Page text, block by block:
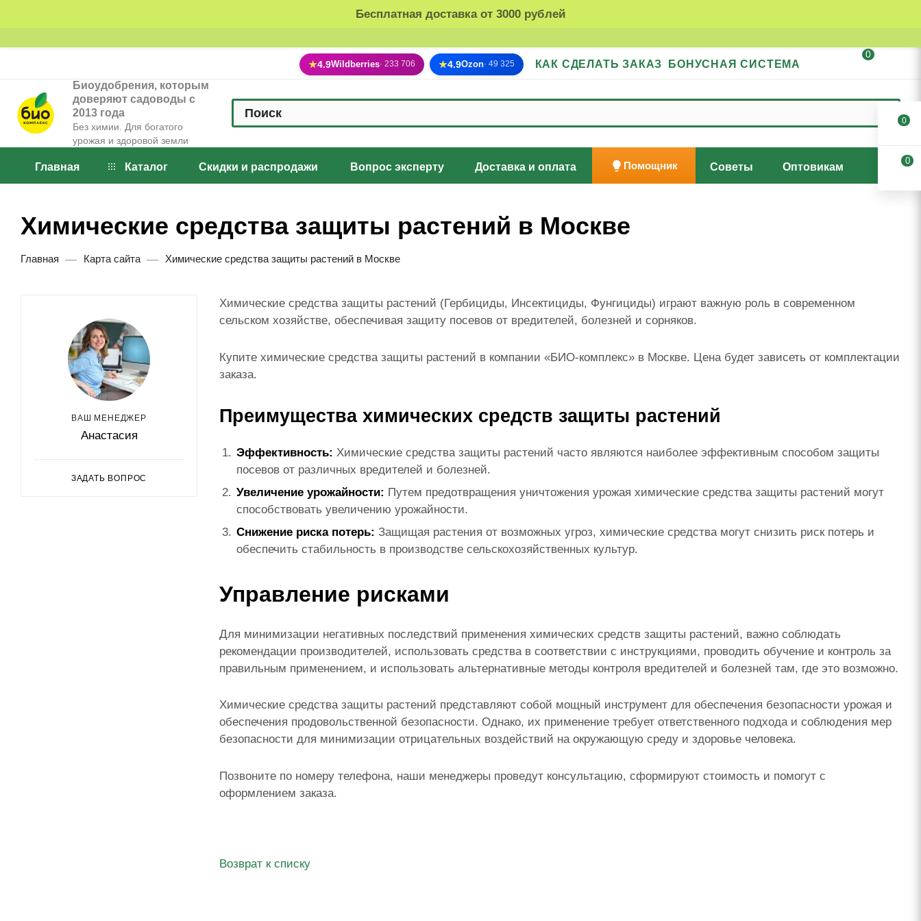
Бесплатная доставка от 3000 рублей
★4.9Wildberries· 233 706 ★4.9Ozon· 49 325 КАК СДЕЛАТЬ ЗАКАЗ БОНУСНАЯ СИСТЕМА
0
Биоудобрения, которым
доверяют садоводы с
2013 года
Без химии. Для богатого
урожая и здоровой земли
Главная Каталог Скидки и распродажи Вопрос эксперту Доставка и оплата Помощник Советы Оптовикам
Химические средства защиты растений в Москве
Главная — Карта сайта — Химические средства защиты растений в Москве
Химические средства защиты растений (Гербициды, Инсектициды, Фунгициды) играют важную роль в современном
сельском хозяйстве, обеспечивая защиту посевов от вредителей, болезней и сорняков.
Купите химические средства защиты растений в компании «БИО-комплекс» в Москве. Цена будет зависеть от комплектации
заказа.
Преимущества химических средств защиты растений
Эффективность: Химические средства защиты растений часто являются наиболее эффективным способом защиты
посевов от различных вредителей и болезней.
Увеличение урожайности: Путем предотвращения уничтожения урожая химические средства защиты растений могут
способствовать увеличению урожайности.
Снижение риска потерь: Защищая растения от возможных угроз, химические средства могут снизить риск потерь и
обеспечить стабильность в производстве сельскохозяйственных культур.
Управление рисками
Для минимизации негативных последствий применения химических средств защиты растений, важно соблюдать
рекомендации производителей, использовать средства в соответствии с инструкциями, проводить обучение и контроль за
правильным применением, и использовать альтернативные методы контроля вредителей и болезней там, где это возможно.
Химические средства защиты растений представляют собой мощный инструмент для обеспечения безопасности урожая и
обеспечения продовольственной безопасности. Однако, их применение требует ответственного подхода и соблюдения мер
безопасности для минимизации отрицательных воздействий на окружающую среду и здоровье человека.
Позвоните по номеру телефона, наши менеджеры проведут консультацию, сформируют стоимость и помогут с
оформлением заказа.
Возврат к списку
ВАШ МЕНЕДЖЕР
Анастасия
ЗАДАТЬ ВОПРОС
0
0